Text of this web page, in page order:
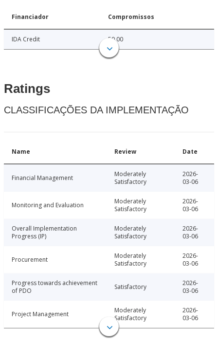
Financiador Compromissos
IDA Credit 50.00
Ratings
CLASSIFICAÇÕES DA IMPLEMENTAÇÃO
Name Review Date
Financial Management
Moderately
Satisfactory
2026-
03-06
Monitoring and Evaluation
Moderately
Satisfactory
2026-
03-06
Overall Implementation
Progress (IP)
Moderately
Satisfactory
2026-
03-06
Procurement
Moderately
Satisfactory
2026-
03-06
Progress towards achievement
of PDO
Satisfactory
2026-
03-06
Project Management
Moderately
Satisfactory
2026-
03-06